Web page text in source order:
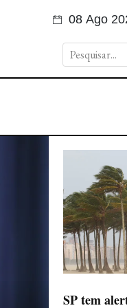
08 Ago
SP tem